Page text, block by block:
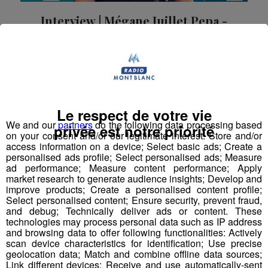
Interview | Mégane Juillet Pepa -
Mégane Juillet Pepa, chargée de l'organisation du
Festival Les Enfants d'Abord à Sallanches, était notre
invitée sur Radio Mont Blanc.
We and ourpartnersdo the following data processing based
on your consent and/or our legitimate interest: Store and/or
access information on a device; Select basic ads; Create a
personalised ads profile; Select personalised ads; Measure
ad performance; Measure content performance; Apply
market research to generate audience insights; Develop and
improve products; Create a personalised content profile;
Select personalised content; Ensure security, prevent fraud,
and debug; Technically deliver ads or content. These
technologies may process personal data such as IP address
and browsing data to offer following functionalities: Actively
scan device characteristics for identification; Use precise
geolocation data; Match and combine offline data sources;
Link different devices; Receive and use automatically-sent
Le respect de votre vie
privée est notre priorité